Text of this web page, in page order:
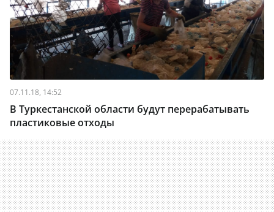
07.11.18, 14:52
В Туркестанской области будут перерабатывать
пластиковые отходы